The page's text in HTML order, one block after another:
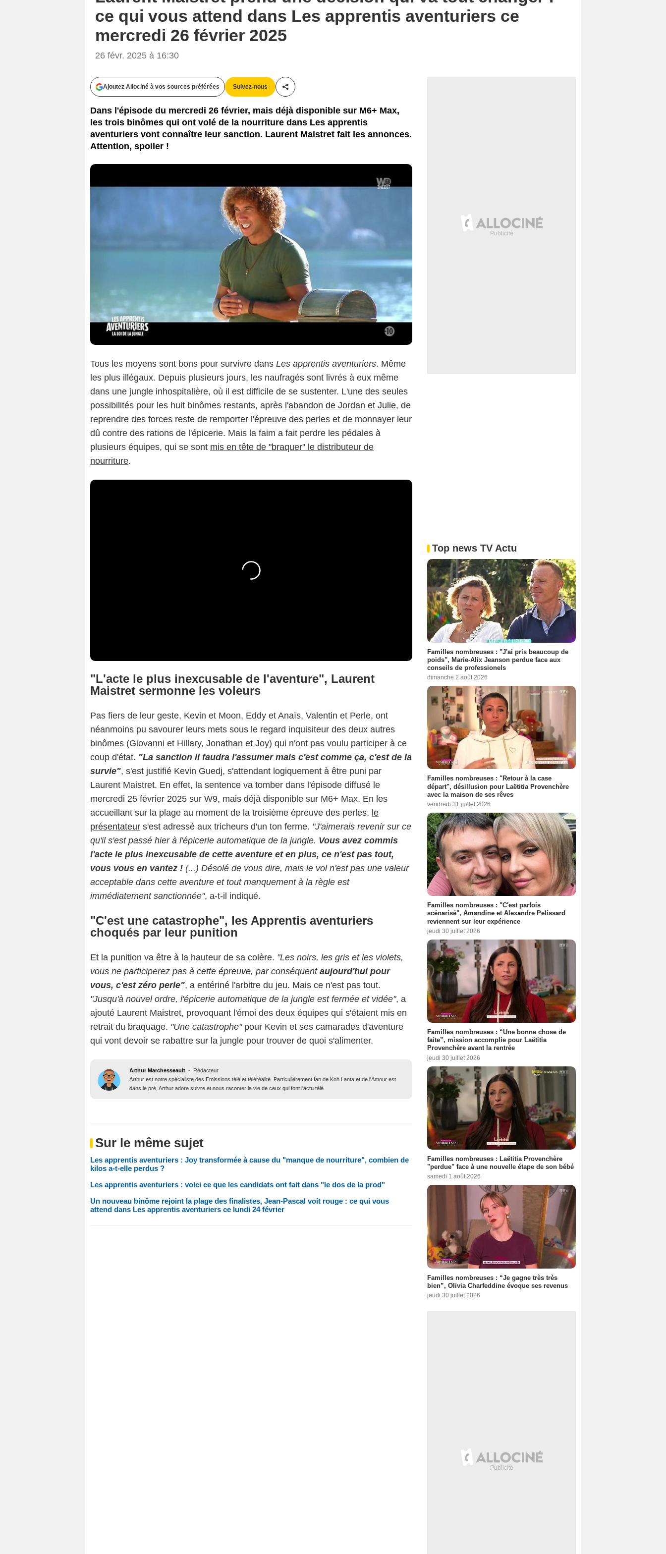
ce qui vous attend dans Les apprentis aventuriers ce
mercredi 26 février 2025
26 févr. 2025 à 16:30
Ajoutez Allociné à vos sources préférées Suivez-nous
Partager cet article
Dans l'épisode du mercredi 26 février, mais déjà disponible sur M6+ Max,
les trois binômes qui ont volé de la nourriture dans Les apprentis
aventuriers vont connaître leur sanction. Laurent Maistret fait les annonces.
Attention, spoiler !
Tous les moyens sont bons pour survivre dans Les apprentis aventuriers. Même
les plus illégaux. Depuis plusieurs jours, les naufragés sont livrés à eux même
dans une jungle inhospitalière, où il est difficile de se sustenter. L'une des seules
possibilités pour les huit binômes restants, après l'abandon de Jordan et Julie, de
reprendre des forces reste de remporter l'épreuve des perles et de monnayer leur
dû contre des rations de l'épicerie. Mais la faim a fait perdre les pédales à
plusieurs équipes, qui se sont mis en tête de "braquer" le distributeur de
nourriture.
"L'acte le plus inexcusable de l'aventure", Laurent
Maistret sermonne les voleurs
Pas fiers de leur geste, Kevin et Moon, Eddy et Anaïs, Valentin et Perle, ont
néanmoins pu savourer leurs mets sous le regard inquisiteur des deux autres
binômes (Giovanni et Hillary, Jonathan et Joy) qui n'ont pas voulu participer à ce
coup d'état. "La sanction il faudra l'assumer mais c'est comme ça, c'est de la
survie", s'est justifié Kevin Guedj, s'attendant logiquement à être puni par
Laurent Maistret. En effet, la sentence va tomber dans l'épisode diffusé le
mercredi 25 février 2025 sur W9, mais déjà disponible sur M6+ Max. En les
accueillant sur la plage au moment de la troisième épreuve des perles, le
présentateur s'est adressé aux tricheurs d'un ton ferme. "J'aimerais revenir sur ce
qu'il s'est passé hier à l'épicerie automatique de la jungle. Vous avez commis
l'acte le plus inexcusable de cette aventure et en plus, ce n'est pas tout,
vous vous en vantez ! (...) Désolé de vous dire, mais le vol n'est pas une valeur
acceptable dans cette aventure et tout manquement à la règle est
immédiatement sanctionnée", a-t-il indiqué.
"C'est une catastrophe", les Apprentis aventuriers
choqués par leur punition
Et la punition va être à la hauteur de sa colère. "Les noirs, les gris et les violets,
vous ne participerez pas à cette épreuve, par conséquent aujourd'hui pour
vous, c'est zéro perle", a entériné l'arbitre du jeu. Mais ce n'est pas tout.
"Jusqu'à nouvel ordre, l'épicerie automatique de la jungle est fermée et vidée", a
ajouté Laurent Maistret, provoquant l'émoi des deux équipes qui s'étaient mis en
retrait du braquage. "Une catastrophe"pour Kevin et ses camarades d'aventure
qui vont devoir se rabattre sur la jungle pour trouver de quoi s'alimenter.
Arthur Marchesseault - Rédacteur
Arthur est notre spécialiste des Emissions télé et téléréalité. Particulièrement fan de Koh Lanta et de l'Amour est
dans le pré, Arthur adore suivre et nous raconter la vie de ceux qui font l'actu télé.
Sur le même sujet
Les apprentis aventuriers : Joy transformée à cause du "manque de nourriture", combien de
kilos a-t-elle perdus ?
Les apprentis aventuriers : voici ce que les candidats ont fait dans "le dos de la prod"
Un nouveau binôme rejoint la plage des finalistes, Jean-Pascal voit rouge : ce qui vous
attend dans Les apprentis aventuriers ce lundi 24 février
Top news TV Actu
Familles nombreuses : "J'ai pris beaucoup de
poids", Marie-Alix Jeanson perdue face aux
conseils de professionels
dimanche 2 août 2026
Familles nombreuses : "Retour à la case
départ", désillusion pour Laëtitia Provenchère
avec la maison de ses rêves
vendredi 31 juillet 2026
Familles nombreuses : "C'est parfois
scénarisé", Amandine et Alexandre Pelissard
reviennent sur leur expérience
jeudi 30 juillet 2026
Familles nombreuses : “Une bonne chose de
faite”, mission accomplie pour Laëtitia
Provenchère avant la rentrée
jeudi 30 juillet 2026
Familles nombreuses : Laëtitia Provenchère
"perdue" face à une nouvelle étape de son bébé
samedi 1 août 2026
Familles nombreuses : “Je gagne très très
bien”, Olivia Charfeddine évoque ses revenus
jeudi 30 juillet 2026